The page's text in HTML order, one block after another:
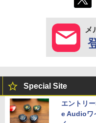
メ
Special Site
エントリ
e Audioワ